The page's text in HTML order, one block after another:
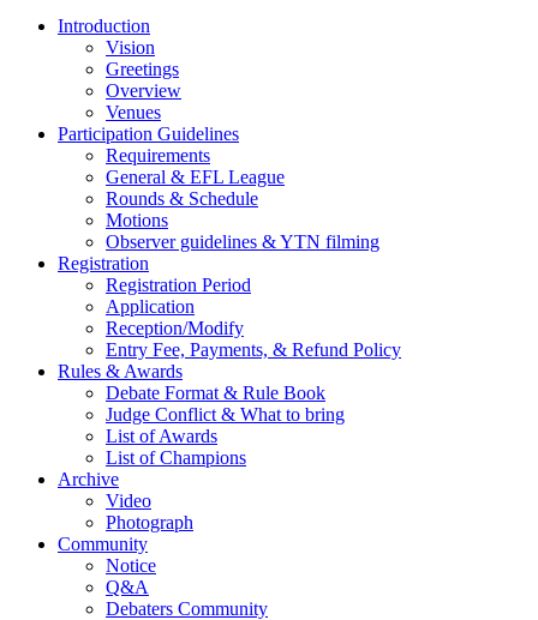
Introduction
Vision
Greetings
Overview
Venues
Participation Guidelines
Requirements
General & EFL League
Rounds & Schedule
Motions
Observer guidelines & YTN filming
Registration
Registration Period
Application
Reception/Modify
Entry Fee, Payments, & Refund Policy
Rules & Awards
Debate Format & Rule Book
Judge Conflict & What to bring
List of Awards
List of Champions
Archive
Video
Photograph
Community
Notice
Q&A
Debaters Community